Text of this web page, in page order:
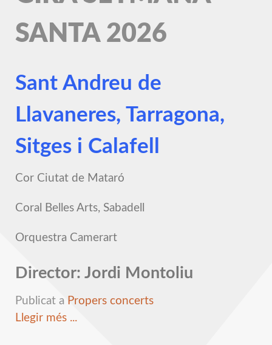
SANTA 2026
Sant Andreu de
Llavaneres, Tarragona,
Sitges i Calafell
Cor Ciutat de Mataró
Coral Belles Arts, Sabadell
Orquestra Camerart
Director: Jordi Montoliu
Publicat a Propers concerts
Llegir més ...